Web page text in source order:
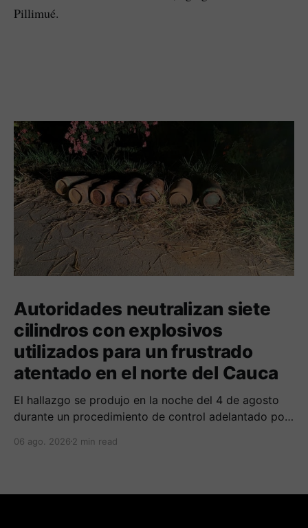
Pillimué.
Autoridades neutralizan siete
cilindros con explosivos
utilizados para un frustrado
atentado en el norte del Cauca
El hallazgo se produjo en la noche del 4 de agosto
durante un procedimiento de control adelantado por
06 ago. 2026 2 min read